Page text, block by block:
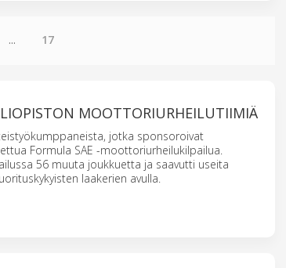
... 17
MOOTTORIURHEILUTIIMIÄ
jotka sponsoroivat
Formula SAE -moottoriurheilukilpailua.
56 muuta joukkuetta ja saavutti useita
laakerien avulla.